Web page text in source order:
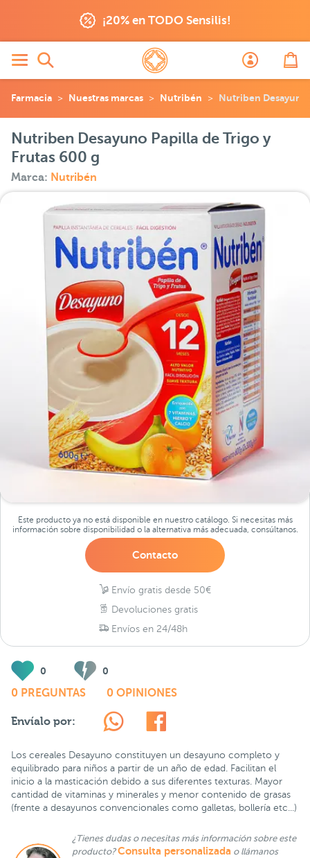
¡20% en TODO Sensilis!
Farmacia Nuestras marcas Nutribén Nutriben Desayuno
Nutriben Desayuno Papilla de Trigo y
Frutas 600 g
Marca: Nutribén
Este producto ya no está disponible en nuestro catálogo. Si necesitas más
información sobre disponibilidad o la alternativa más adecuada, consúltanos.
Contacto
Envío gratis desde 50€
Devoluciones gratis
Envíos en 24/48h
0 0
0 PREGUNTAS 0 OPINIONES
Envíalo por:
Los cereales Desayuno constituyen un desayuno completo y
equilibrado para niños a partir de un año de edad. Facilitan el
inicio a la masticación debido a sus diferentes texturas. Mayor
cantidad de vitaminas y minerales y menor contenido de grasas
(frente a desayunos convencionales como galletas, bollería etc...)
¿Tienes dudas o necesitas más información sobre este
producto?Consulta personalizada o llámanos